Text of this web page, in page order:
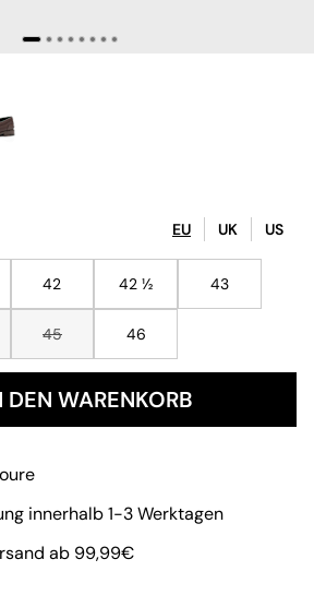
EU UK US
42 42 ½ 43
45 46
DEN WARENKORB
innerhalb 1-3 Werktagen
ab 99,99€